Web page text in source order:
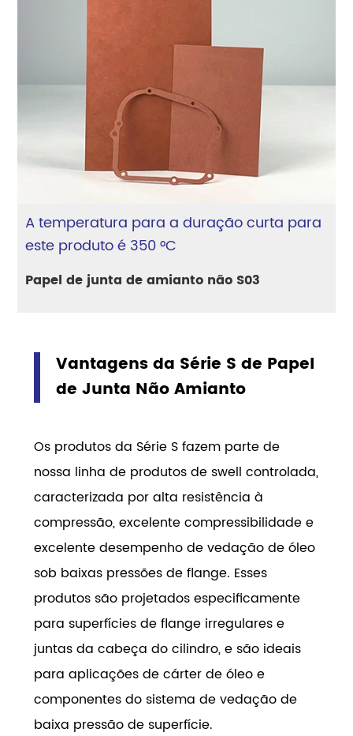
A temperatura para a duração curta para
este produto é 350 °C
Papel de junta de amianto não S03
Vantagens da Série S de Papel
de Junta Não Amianto
Os produtos da Série S fazem parte de
nossa linha de produtos de swell controlada,
caracterizada por alta resistência à
compressão, excelente compressibilidade e
excelente desempenho de vedação de óleo
sob baixas pressões de flange. Esses
produtos são projetados especificamente
para superfícies de flange irregulares e
juntas da cabeça do cilindro, e são ideais
para aplicações de cárter de óleo e
componentes do sistema de vedação de
baixa pressão de superfície.